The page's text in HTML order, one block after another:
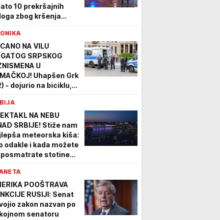
10 prekršajnih
zbog kršenja
NA VILU
SRPSKOG
U
Uhapšen Grk
- dojurio na biciklu,
NA NEBU
SRBIJE! Stiže nam
meteorska kiša:
odakle i kada možete
posmatrate stotine
POOŠTRAVA
RUSIJI: Senat
zakon nazvan po
senatoru